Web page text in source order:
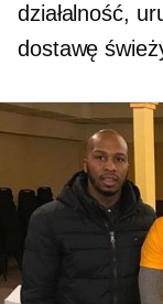
działalność,
dostawę